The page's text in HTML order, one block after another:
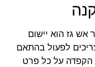
גז הוא יישום
לפעול בהתאם
הקפדה על כל פרט